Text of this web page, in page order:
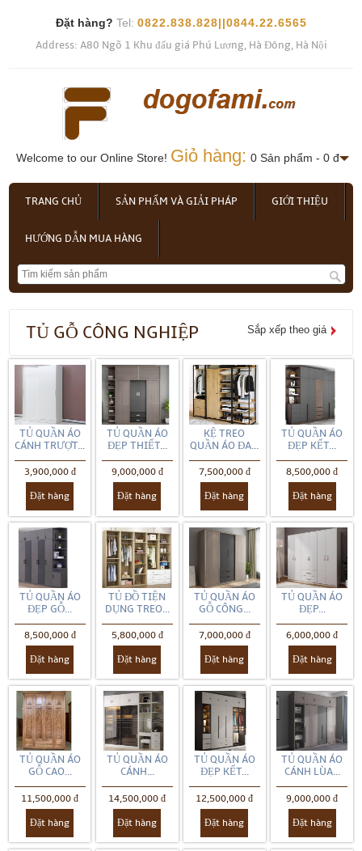
Đặt hàng? Tel: 0822.838.828||0844.22.6565
Address: A80 Ngõ 1 Khu đấu giá Phú Lương, Hà Đông, Hà Nội
Welcome to our Online Store! Giỏ hàng: 0 Sản phẩm - 0 đ
TRANG CHỦ SẢN PHẨM VÀ GIẢI PHÁP GIỚI THIỆU
HƯỚNG DẪN MUA HÀNG
TỦ GỖ CÔNG NGHIỆP Sắp xếp theo giá
TỦ QUẦN ÁO
CÁNH TRƯỢT...
3,900,000 đ
Đặt hàng
TỦ QUẦN ÁO
ĐẸP THIẾT...
9,000,000 đ
Đặt hàng
KỆ TREO
QUẦN ÁO ĐA...
7,500,000 đ
Đặt hàng
TỦ QUẦN ÁO
ĐẸP KẾT...
8,500,000 đ
Đặt hàng
TỦ QUẦN ÁO
ĐẸP GỖ...
8,500,000 đ
Đặt hàng
TỦ ĐỒ TIỆN
DỤNG TREO...
5,800,000 đ
Đặt hàng
TỦ QUẦN ÁO
GỖ CÔNG...
7,000,000 đ
Đặt hàng
TỦ QUẦN ÁO
ĐẸP...
6,000,000 đ
Đặt hàng
TỦ QUẦN ÁO
GỖ CAO...
11,500,000 đ
Đặt hàng
TỦ QUẦN ÁO
CÁNH...
14,500,000 đ
Đặt hàng
TỦ QUẦN ÁO
ĐẸP KẾT...
12,500,000 đ
Đặt hàng
TỦ QUẦN ÁO
CÁNH LÙA...
9,000,000 đ
Đặt hàng